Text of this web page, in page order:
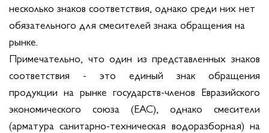
несколько знаков соответствия, однако среди них нет
обязательного для смесителей знака обращения на
рынке.
Примечательно, что один из представленных знаков
соответствия - это единый знак обращения
продукции на рынке государств-членов Евразийского
экономического союза (EAC), однако смесители
(арматура санитарно-техническая водоразборная) на